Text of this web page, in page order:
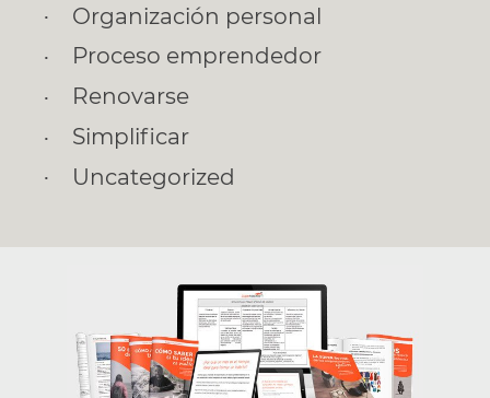
Organización personal
Proceso emprendedor
Renovarse
Simplificar
Uncategorized